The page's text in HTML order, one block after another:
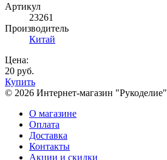
Артикул
23261
Производитель
Китай
Цена:
20 руб.
Купить
© 2026 Интернет-магазин "Рукоделие"
О магазине
Оплата
Доставка
Контакты
Акции и скидки